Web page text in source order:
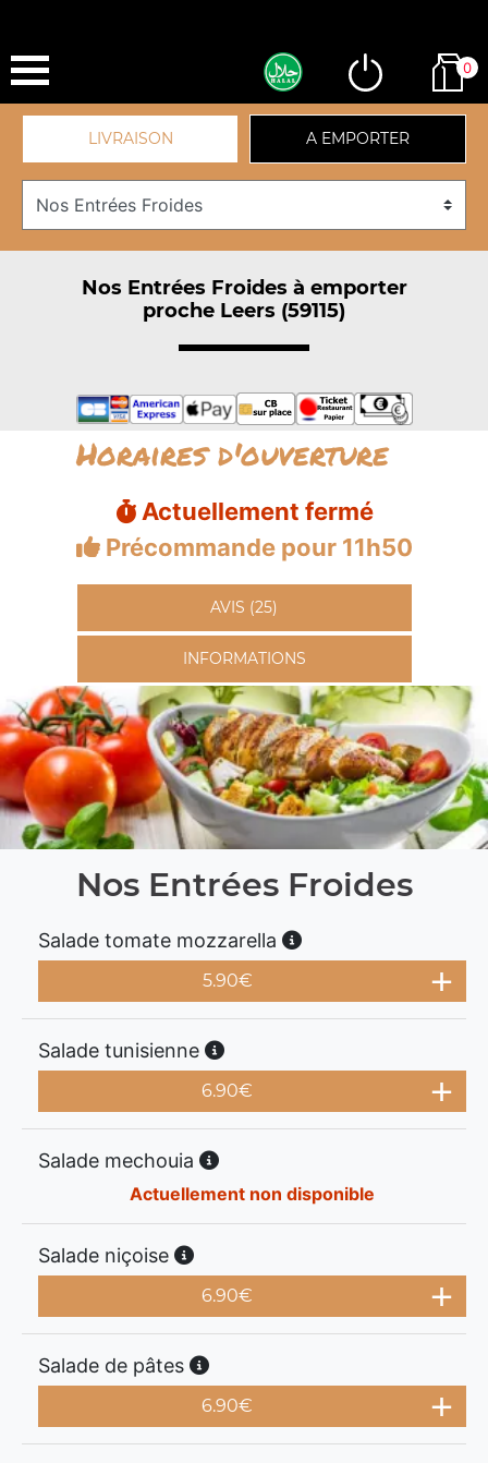
0
LIVRAISON A EMPORTER
Nos Entrées Froides à emporter
proche Leers (59115)
Horaires d'ouverture
Actuellement fermé
Précommande pour 11h50
AVIS (25)
INFORMATIONS
Nos Entrées Froides
Salade tomate mozzarella
5.90€
Salade tunisienne
6.90€
Salade mechouia
Actuellement non disponible
Salade niçoise
6.90€
Salade de pâtes
6.90€